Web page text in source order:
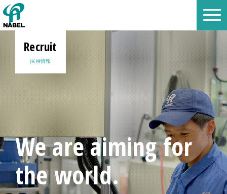
Recruit
採用情報
We are aiming for
the world.